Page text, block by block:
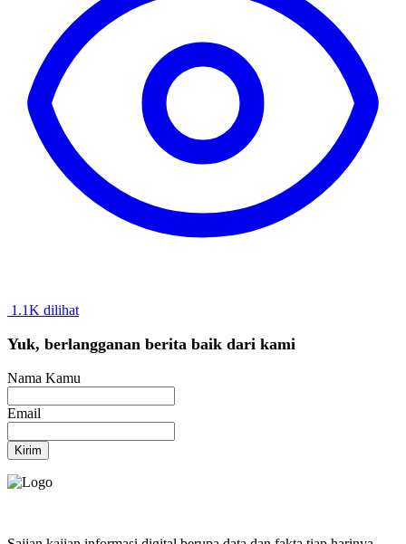
1.1K dilihat
Yuk, berlangganan berita baik dari kami
Nama Kamu
Email
Kirim